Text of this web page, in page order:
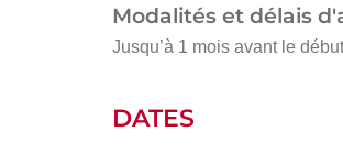
Modalités et délais
Jusqu’à 1 mois avant le
DATES